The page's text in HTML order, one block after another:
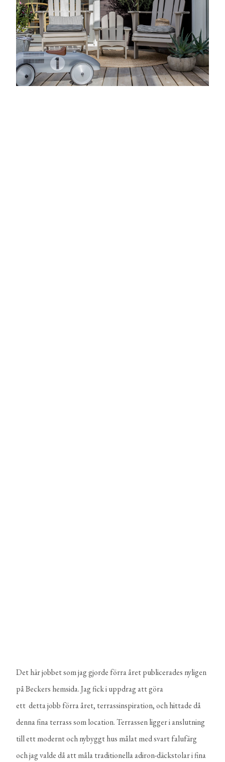
Det här jobbet som jag gjorde förra året publicerades nyligen
på Beckers hemsida. Jag fick i uppdrag att göra
ett detta jobb förra året, terrassinspiration, och hittade då
denna fina terrass som location. Terrassen ligger i anslutning
till ett modernt och nybyggt hus målat med svart falufärg
och jag valde då att måla traditionella adiron-däckstolar i fina